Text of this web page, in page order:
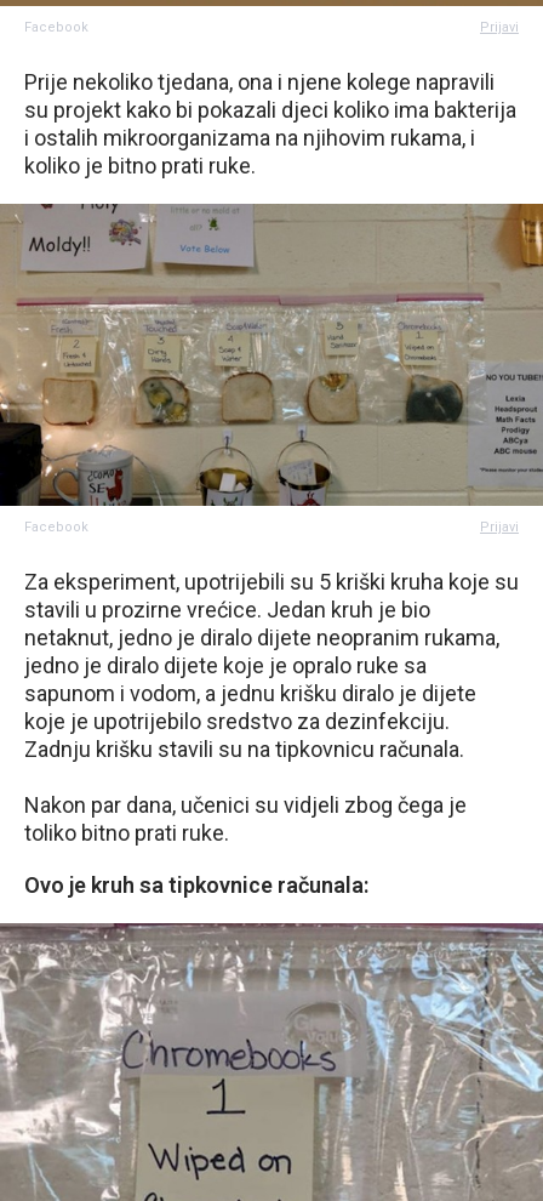
Facebook Prijavi
Prije nekoliko tjedana, ona i njene kolege napravili
su projekt kako bi pokazali djeci koliko ima bakterija
i ostalih mikroorganizama na njihovim rukama, i
koliko je bitno prati ruke.
Facebook Prijavi
Za eksperiment, upotrijebili su 5 kriški kruha koje su
stavili u prozirne vrećice. Jedan kruh je bio
netaknut, jedno je diralo dijete neopranim rukama,
jedno je diralo dijete koje je opralo ruke sa
sapunom i vodom, a jednu krišku diralo je dijete
koje je upotrijebilo sredstvo za dezinfekciju.
Zadnju krišku stavili su na tipkovnicu računala.
Nakon par dana, učenici su vidjeli zbog čega je
toliko bitno prati ruke.
Ovo je kruh sa tipkovnice računala: